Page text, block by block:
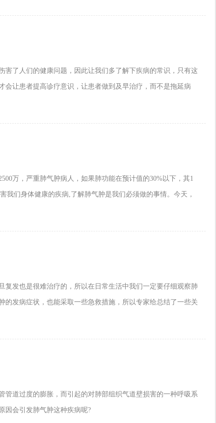
了人们的健康问题，因此让我们多了解下疾病的常识，只有这
让患者提高诊疗意识，让患者做到及早治疗，而不是拖延病
万，严重肺气肿病人，如果肺功能在预计值的30%以下，其1
我们身体健康的疾病,了解肺气肿是我们必须做的事情。今天，
发也是很难治疗的，所以在日常生活中我们一定要仔细观察肺
发病症状，也能采取一些急救措施，所以专家给总结了一些关
管道过度的膨胀，而引起的对肺部组织气道壁损害的一种呼吸系
因会引发肺气肿这种疾病呢?